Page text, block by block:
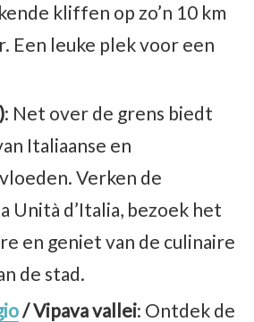
kliffen op zo’n 10 km
Een leuke plek voor een
: Net over de grens biedt
Italiaanse en
Verken de
Unità d’Italia, bezoek het
en geniet van de culinaire
de stad.
/ Vipava vallei: Ontdek de